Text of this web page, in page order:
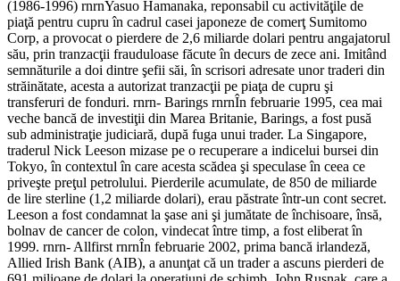
(1986-1996) rnrnYasuo Hamanaka, reponsabil cu activităţile de
piaţă pentru cupru în cadrul casei japoneze de comerţ Sumitomo
Corp, a provocat o pierdere de 2,6 miliarde dolari pentru angajatorul
său, prin tranzacţii frauduloase făcute în decurs de zece ani. Imitând
semnăturile a doi dintre şefii săi, în scrisori adresate unor traderi din
străinătate, acesta a autorizat tranzacţii pe piaţa de cupru şi
transferuri de fonduri. rnrn- Barings rnrnÎn februarie 1995, cea mai
veche bancă de investiţii din Marea Britanie, Barings, a fost pusă
sub administraţie judiciară, după fuga unui trader. La Singapore,
traderul Nick Leeson mizase pe o recuperare a indicelui bursei din
Tokyo, în contextul în care acesta scădea şi speculase în ceea ce
priveşte preţul petrolului. Pierderile acumulate, de 850 de miliarde
de lire sterline (1,2 miliarde dolari), erau păstrate într-un cont secret.
Leeson a fost condamnat la şase ani şi jumătate de închisoare, însă,
bolnav de cancer de colon, vindecat între timp, a fost eliberat în
1999. rnrn- Allfirst rnrnÎn februarie 2002, prima bancă irlandeză,
Allied Irish Bank (AIB), a anunţat că un trader a ascuns pierderi de